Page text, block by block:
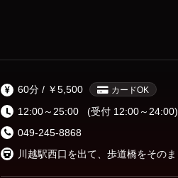
60分 / ￥5,500 カードOK
12:00～25:00
(受付 12:00～24:00)
049-245-8868